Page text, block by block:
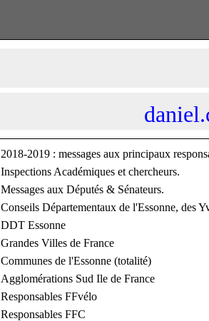
2018-2019 : messages aux principaux
Inspections Académiques et chercheurs.
Messages aux Députés & Sénateurs.
Conseils Départementaux de l'Essonne, des
DDT Essonne
Grandes Villes de France
Communes de l'Essonne (totalité)
Agglomérations Sud Ile de France
Responsables FFvélo
Responsables FFC